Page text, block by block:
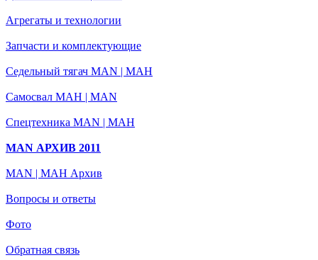
Агрегаты и технологии
Запчасти и комплектующие
Седельный тягач MAN | МАН
Самосвал МАН | MAN
Спецтехника MAN | МАН
MAN АРХИВ 2011
MAN | МАН Архив
Вопросы и ответы
Фото
Обратная связь